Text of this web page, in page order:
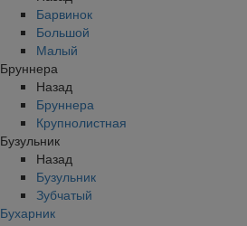
Барвинок
Большой
Малый
Бруннера
Назад
Бруннера
Крупнолистная
Бузульник
Назад
Бузульник
Зубчатый
Бухарник